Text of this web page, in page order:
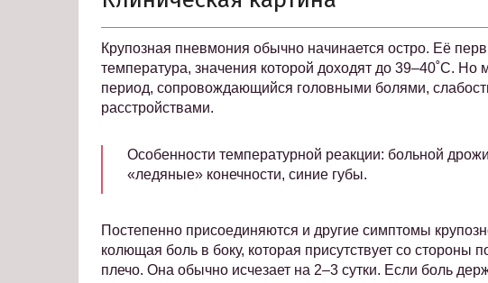
Крупозная пневмония обычно начинается остро. Её
температура, значения которой доходят до 39–40˚С.
период, сопровождающийся головными болями,
расстройствами.
Особенности температурной реакции: больной
«ледяные» конечности, синие губы.
Постепенно присоединяются и другие симптомы
колющая боль в боку, которая присутствует со стороны
плечо. Она обычно исчезает на 2–3 сутки. Если боль